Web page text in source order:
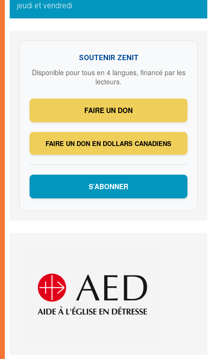
jeudi et vendredi
SOUTENIR ZENIT
Disponible pour tous en 4 langues, financé par les
lecteurs.
FAIRE UN DON
FAIRE UN DON EN DOLLARS CANADIENS
S’ABONNER